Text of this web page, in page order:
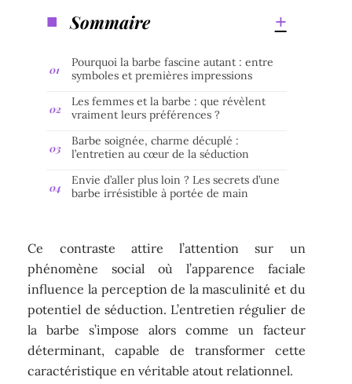
Sommaire
Pourquoi la barbe fascine autant : entre
symboles et premières impressions
Les femmes et la barbe : que révèlent
vraiment leurs préférences ?
Barbe soignée, charme décuplé :
l’entretien au cœur de la séduction
Envie d’aller plus loin ? Les secrets d’une
barbe irrésistible à portée de main
Ce contraste attire l’attention sur un
phénomène social où l’apparence faciale
influence la perception de la masculinité et du
potentiel de séduction. L’entretien régulier de
la barbe s’impose alors comme un facteur
déterminant, capable de transformer cette
caractéristique en véritable atout relationnel.